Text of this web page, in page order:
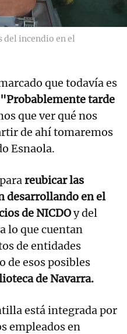
del incendio en el
que todavía es
"Probablemente tarde
que ver qué nos
de ahí tomaremos
Esnaola.
reubicar las
desarrollando en el
de NICDOy del
lo que cuentan
de entidades
de esos posibles
de Navarra.
está integrada por
empleados en